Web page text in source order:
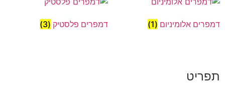
דמפרים אלומיניום (1) דמפרים פלסטיק (3)
תפריט